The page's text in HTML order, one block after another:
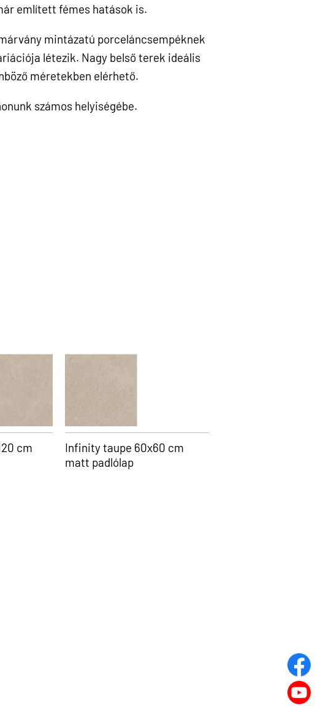
említett fémes hatások is.
mintázatú porceláncsempéknek
létezik. Nagy belső terek ideális
méretekben elérhető.
számos helyiségébe.
cm
Infinity taupe 60x60 cm
matt padlólap